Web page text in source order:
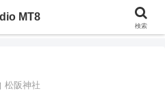
ことや調べたことを、実際にやってみた
松阪神社
MT8
検索